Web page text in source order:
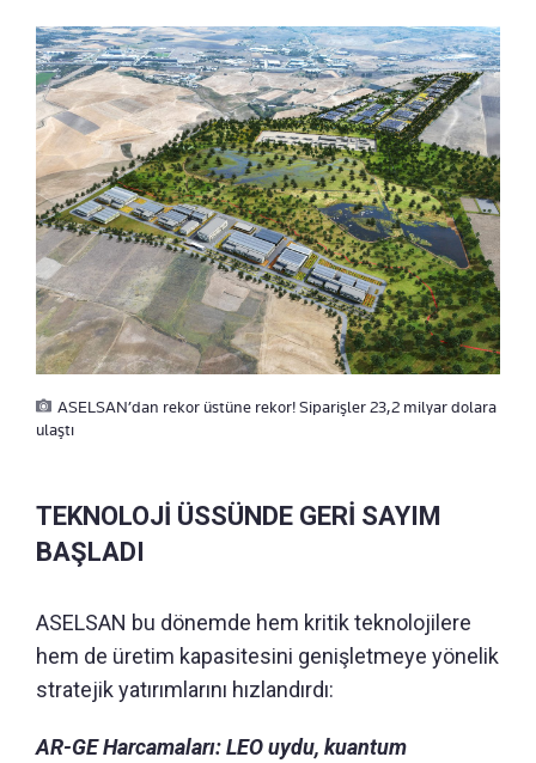
ASELSAN’dan rekor üstüne rekor! Siparişler 23,2 milyar dolara
ulaştı
TEKNOLOJİ ÜSSÜNDE GERİ SAYIM
BAŞLADI
ASELSAN bu dönemde hem kritik teknolojilere
hem de üretim kapasitesini genişletmeye yönelik
stratejik yatırımlarını hızlandırdı:
AR-GE Harcamaları: LEO uydu, kuantum